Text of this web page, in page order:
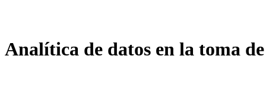
Analítica de datos en la toma